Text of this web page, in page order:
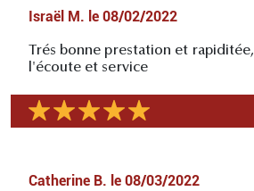
Israël M. le 08/02/2022
Trés bonne prestation et rapiditée,
l'écoute et service
Catherine B. le 08/03/2022